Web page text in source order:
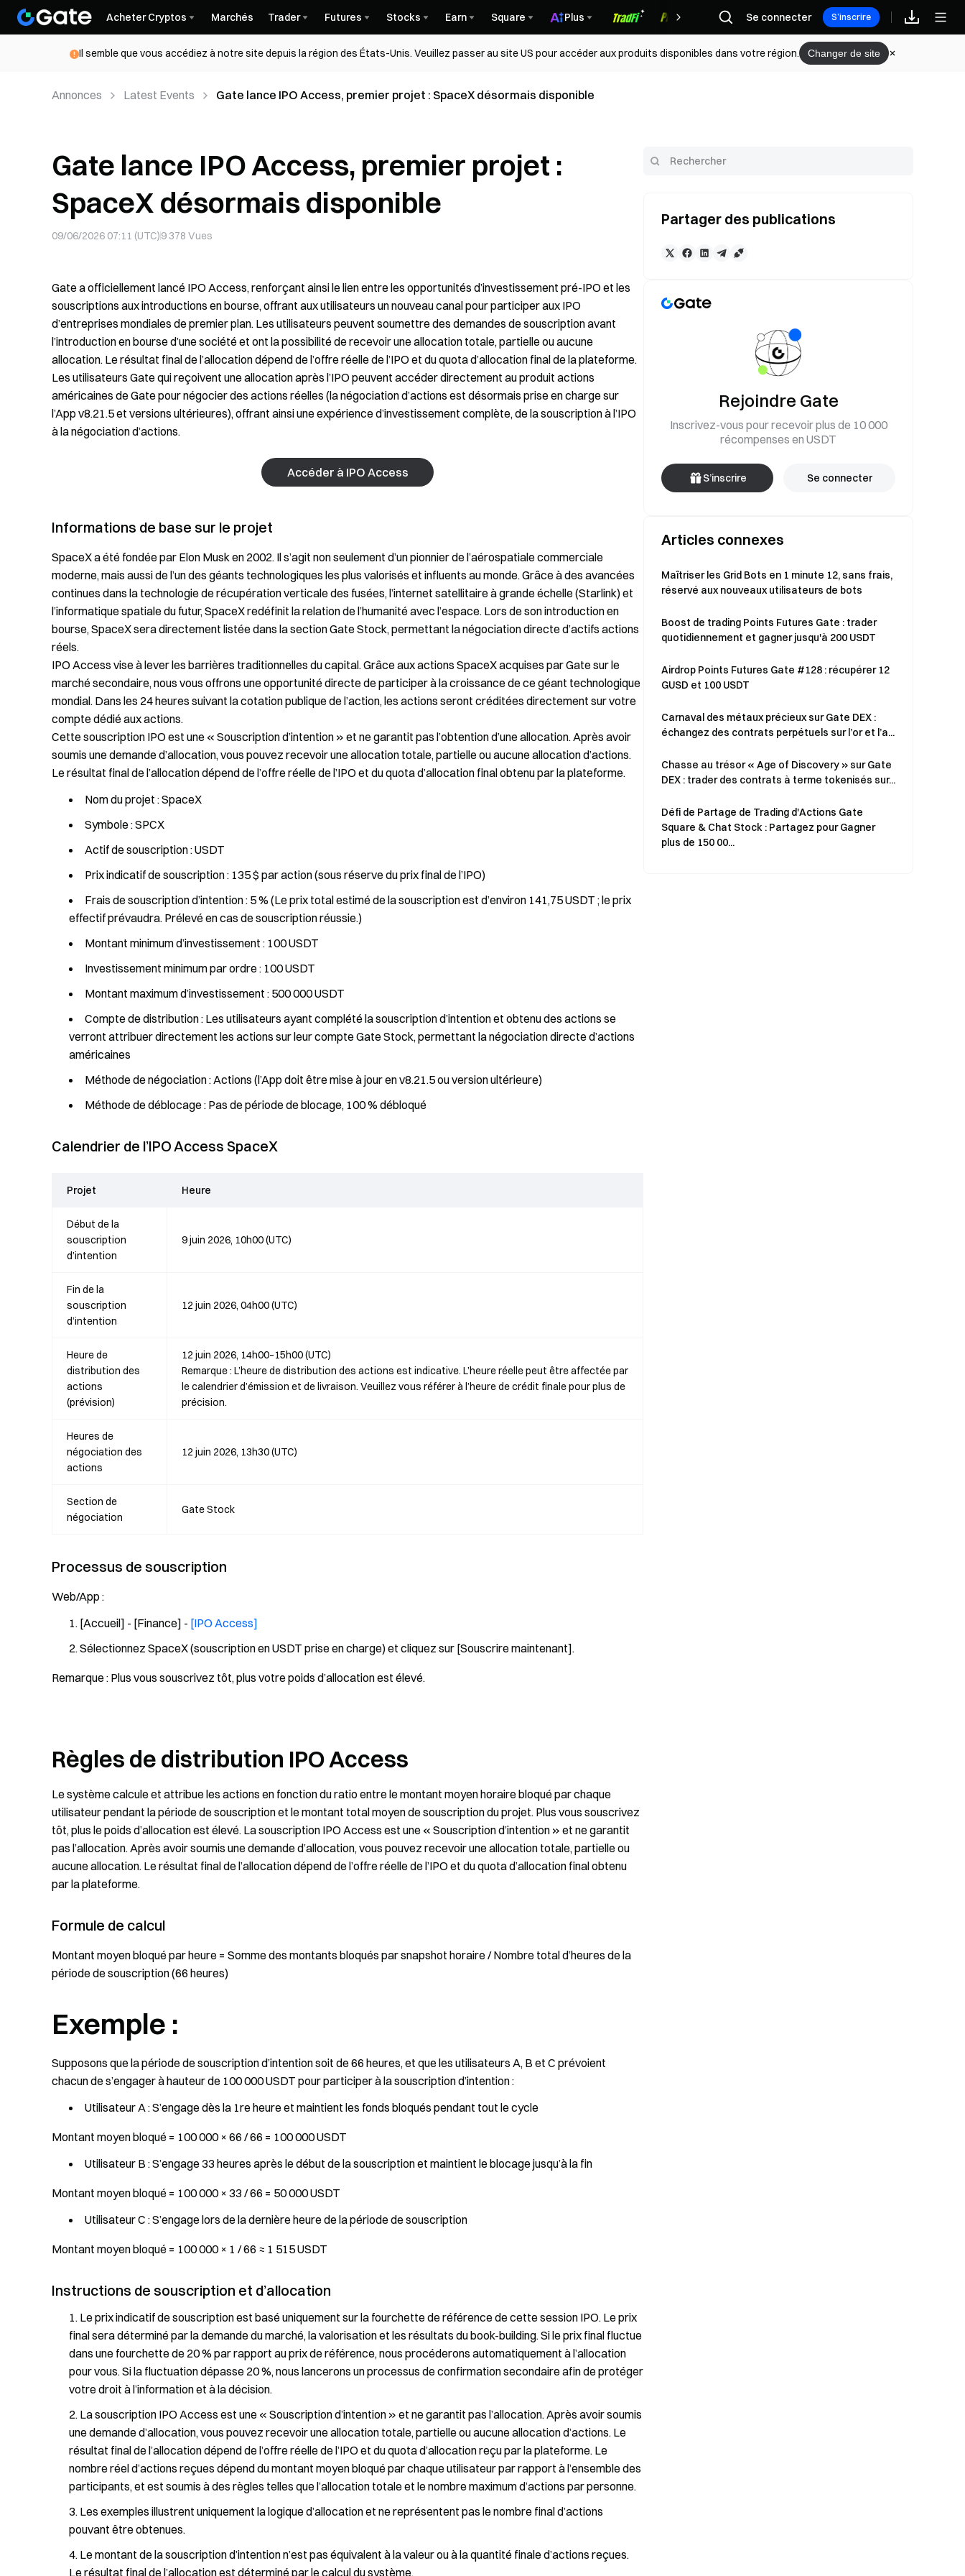
Acheter Cryptos Marchés Trader Futures Stocks Earn Square Plus Récompenses
Se connecter S’inscrire
Il semble que vous accédiez à notre site depuis la région des États-Unis. Veuillez passer au site US pour accéder aux produits disponibles dans votre région. Changer de site
Annonces Latest Events Gate lance IPO Access, premier projet : SpaceX désormais disponible
Gate lance IPO Access, premier projet :
SpaceX désormais disponible
09/06/2026 07:11 (UTC)9 378 Vues
Gate a officiellement lancé IPO Access, renforçant ainsi le lien entre les opportunités d’investissement pré-IPO et les
souscriptions aux introductions en bourse, offrant aux utilisateurs un nouveau canal pour participer aux IPO
d’entreprises mondiales de premier plan. Les utilisateurs peuvent soumettre des demandes de souscription avant
l’introduction en bourse d’une société et ont la possibilité de recevoir une allocation totale, partielle ou aucune
allocation. Le résultat final de l’allocation dépend de l’offre réelle de l’IPO et du quota d’allocation final de la plateforme.
Les utilisateurs Gate qui reçoivent une allocation après l’IPO peuvent accéder directement au produit actions
américaines de Gate pour négocier des actions réelles (la négociation d’actions est désormais prise en charge sur
l’App v8.21.5 et versions ultérieures), offrant ainsi une expérience d’investissement complète, de la souscription à l’IPO
à la négociation d’actions.
Accéder à IPO Access
Informations de base sur le projet
SpaceX a été fondée par Elon Musk en 2002. Il s’agit non seulement d’un pionnier de l’aérospatiale commerciale
moderne, mais aussi de l’un des géants technologiques les plus valorisés et influents au monde. Grâce à des avancées
continues dans la technologie de récupération verticale des fusées, l’internet satellitaire à grande échelle (Starlink) et
l’informatique spatiale du futur, SpaceX redéfinit la relation de l’humanité avec l’espace. Lors de son introduction en
bourse, SpaceX sera directement listée dans la section Gate Stock, permettant la négociation directe d’actifs actions
réels.
IPO Access vise à lever les barrières traditionnelles du capital. Grâce aux actions SpaceX acquises par Gate sur le
marché secondaire, nous vous offrons une opportunité directe de participer à la croissance de ce géant technologique
mondial. Dans les 24 heures suivant la cotation publique de l’action, les actions seront créditées directement sur votre
compte dédié aux actions.
Cette souscription IPO est une « Souscription d’intention » et ne garantit pas l’obtention d’une allocation. Après avoir
soumis une demande d’allocation, vous pouvez recevoir une allocation totale, partielle ou aucune allocation d’actions.
Le résultat final de l’allocation dépend de l’offre réelle de l’IPO et du quota d’allocation final obtenu par la plateforme.
Nom du projet : SpaceX
Symbole : SPCX
Actif de souscription : USDT
Prix indicatif de souscription : 135 $ par action (sous réserve du prix final de l’IPO)
Frais de souscription d’intention : 5 % (Le prix total estimé de la souscription est d’environ 141,75 USDT ; le prix
effectif prévaudra. Prélevé en cas de souscription réussie.)
Montant minimum d’investissement : 100 USDT
Investissement minimum par ordre : 100 USDT
Montant maximum d’investissement : 500 000 USDT
Compte de distribution : Les utilisateurs ayant complété la souscription d’intention et obtenu des actions se
verront attribuer directement les actions sur leur compte Gate Stock, permettant la négociation directe d’actions
américaines
Méthode de négociation : Actions (l’App doit être mise à jour en v8.21.5 ou version ultérieure)
Méthode de déblocage : Pas de période de blocage, 100 % débloqué
Calendrier de l’IPO Access SpaceX
Projet Heure
Début de la
souscription
d’intention
9 juin 2026, 10h00 (UTC)
Fin de la
souscription
d’intention
12 juin 2026, 04h00 (UTC)
Heure de
distribution des
actions
(prévision)
12 juin 2026, 14h00–15h00 (UTC)
Remarque : L’heure de distribution des actions est indicative. L’heure réelle peut être affectée par
le calendrier d’émission et de livraison. Veuillez vous référer à l’heure de crédit finale pour plus de
précision.
Heures de
négociation des
actions
12 juin 2026, 13h30 (UTC)
Section de
négociation
Gate Stock
Processus de souscription
Web/App :
[Accueil] - [Finance] - [IPO Access]
Sélectionnez SpaceX (souscription en USDT prise en charge) et cliquez sur [Souscrire maintenant].
Remarque : Plus vous souscrivez tôt, plus votre poids d’allocation est élevé.
Règles de distribution IPO Access
Le système calcule et attribue les actions en fonction du ratio entre le montant moyen horaire bloqué par chaque
utilisateur pendant la période de souscription et le montant total moyen de souscription du projet. Plus vous souscrivez
tôt, plus le poids d’allocation est élevé. La souscription IPO Access est une « Souscription d’intention » et ne garantit
pas l’allocation. Après avoir soumis une demande d’allocation, vous pouvez recevoir une allocation totale, partielle ou
aucune allocation. Le résultat final de l’allocation dépend de l’offre réelle de l’IPO et du quota d’allocation final obtenu
par la plateforme.
Formule de calcul
Montant moyen bloqué par heure = Somme des montants bloqués par snapshot horaire / Nombre total d’heures de la
période de souscription (66 heures)
Exemple :
Supposons que la période de souscription d’intention soit de 66 heures, et que les utilisateurs A, B et C prévoient
chacun de s’engager à hauteur de 100 000 USDT pour participer à la souscription d’intention :
Utilisateur A : S’engage dès la 1re heure et maintient les fonds bloqués pendant tout le cycle
Montant moyen bloqué = 100 000 × 66 / 66 = 100 000 USDT
Utilisateur B : S’engage 33 heures après le début de la souscription et maintient le blocage jusqu’à la fin
Montant moyen bloqué = 100 000 × 33 / 66 = 50 000 USDT
Utilisateur C : S’engage lors de la dernière heure de la période de souscription
Montant moyen bloqué = 100 000 × 1 / 66 ≈ 1 515 USDT
Instructions de souscription et d’allocation
Le prix indicatif de souscription est basé uniquement sur la fourchette de référence de cette session IPO. Le prix
final sera déterminé par la demande du marché, la valorisation et les résultats du book-building. Si le prix final fluctue
dans une fourchette de 20 % par rapport au prix de référence, nous procéderons automatiquement à l’allocation
pour vous. Si la fluctuation dépasse 20 %, nous lancerons un processus de confirmation secondaire afin de protéger
votre droit à l’information et à la décision.
La souscription IPO Access est une « Souscription d’intention » et ne garantit pas l’allocation. Après avoir soumis
une demande d’allocation, vous pouvez recevoir une allocation totale, partielle ou aucune allocation d’actions. Le
résultat final de l’allocation dépend de l’offre réelle de l’IPO et du quota d’allocation reçu par la plateforme. Le
nombre réel d’actions reçues dépend du montant moyen bloqué par chaque utilisateur par rapport à l’ensemble des
participants, et est soumis à des règles telles que l’allocation totale et le nombre maximum d’actions par personne.
Les exemples illustrent uniquement la logique d’allocation et ne représentent pas le nombre final d’actions
pouvant être obtenues.
Le montant de la souscription d’intention n’est pas équivalent à la valeur ou à la quantité finale d’actions reçues.
Le résultat final de l’allocation est déterminé par le calcul du système.
Partager des publications
Rejoindre Gate
Inscrivez-vous pour recevoir plus de 10 000
récompenses en USDT
S’inscrire Se connecter
Articles connexes
Maîtriser les Grid Bots en 1 minute 12, sans frais,
réservé aux nouveaux utilisateurs de bots
Boost de trading Points Futures Gate : trader
quotidiennement et gagner jusqu'à 200 USDT
Airdrop Points Futures Gate #128 : récupérer 12
GUSD et 100 USDT
Carnaval des métaux précieux sur Gate DEX :
échangez des contrats perpétuels sur l’or et l’a...
Chasse au trésor « Age of Discovery » sur Gate
DEX : trader des contrats à terme tokenisés sur...
Défi de Partage de Trading d'Actions Gate
Square & Chat Stock : Partagez pour Gagner
plus de 150 00...